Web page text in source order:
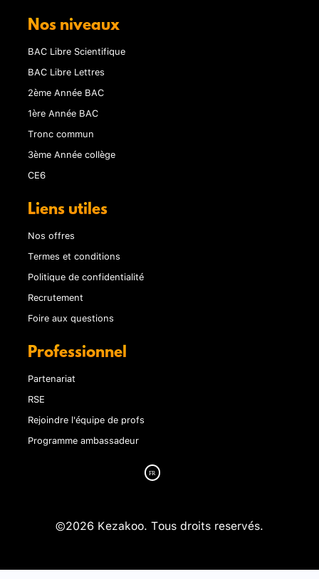
Nos niveaux
BAC Libre Scientifique
BAC Libre Lettres
2ème Année BAC
1ère Année BAC
Tronc commun
3ème Année collège
CE6
Liens utiles
Nos offres
Termes et conditions
Politique de confidentialité
Recrutement
Foire aux questions
Professionnel
Partenariat
RSE
Rejoindre l'équipe de profs
Programme ambassadeur
©2026 Kezakoo. Tous droits reservés.